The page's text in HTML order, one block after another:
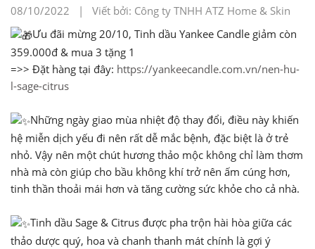
08/10/2022 | Viết bởi: Công ty TNHH ATZ Home & Skin
Ưu đãi mừng 20/10, Tinh dầu Yankee Candle giảm còn
359.000đ & mua 3 tặng 1
=>> Đặt hàng tại đây: https://yankeecandle.com.vn/nen-hu-
l-sage-citrus
Những ngày giao mùa nhiệt độ thay đổi, điều này khiến
hệ miễn dịch yếu đi nên rất dễ mắc bệnh, đặc biệt là ở trẻ
nhỏ. Vậy nên một chút hương thảo mộc không chỉ làm thơm
nhà mà còn giúp cho bầu không khí trở nên ấm cúng hơn,
tinh thần thoải mái hơn và tăng cường sức khỏe cho cả nhà.
Tinh dầu Sage & Citrus được pha trộn hài hòa giữa các
thảo dược quý, hoa và chanh thanh mát chính là gợi ý